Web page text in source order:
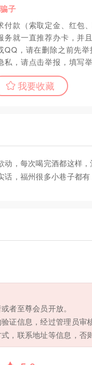
子
款（索取定金、红包
就一直推荐办卡，并
QQ，请在删除之前先
，请点击举报，填写
我要收藏
，每次喝完酒都这样
，福州很多小巷子都有
者至尊会员开放。
证信息，经过管理员审
，联系地址等信息，否